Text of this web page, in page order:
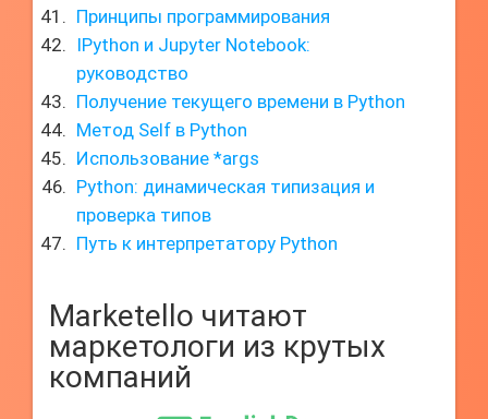
Принципы программирования
IPython и Jupyter Notebook:
руководство
Получение текущего времени в Python
Метод Self в Python
Использование *args
Python: динамическая типизация и
проверка типов
Путь к интерпретатору Python
Marketello читают
маркетологи из крутых
компаний